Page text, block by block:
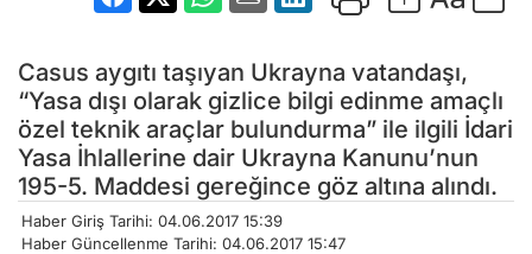
Casus aygıtı taşıyan Ukrayna vatandaşı,
“Yasa dışı olarak gizlice bilgi edinme amaçlı
özel teknik araçlar bulundurma” ile ilgili İdari
Yasa İhlallerine dair Ukrayna Kanunu’nun
195-5. Maddesi gereğince göz altına alındı.
Haber Giriş Tarihi: 04.06.2017 15:39
Haber Güncellenme Tarihi: 04.06.2017 15:47